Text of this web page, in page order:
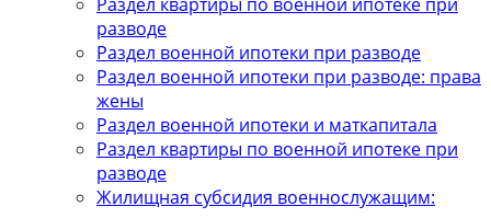
разводе
Раздел военной ипотеки при разводе
Раздел военной ипотеки при разводе: права
жены
Раздел военной ипотеки и маткапитала
Раздел квартиры по военной ипотеке при
разводе
Жилищная субсидия военнослужащим: